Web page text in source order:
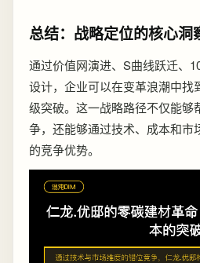
总结：战略定位的核心洞
通过价值网演进、S曲线跃迁、
设计，企业可以在变革浪潮中找
级突破。这一战略路径不仅能够
争，还能够通过技术、成本和市
的竞争优势。